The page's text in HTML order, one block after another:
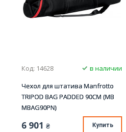
Код: 14628
в наличии
Чехол для штатива Manfrotto
TRIPOD BAG PADDED 90CM (MB
MBAG90PN)
6 901 ₴ Купить